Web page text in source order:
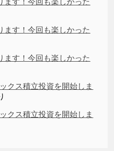
ます！今回も楽しかった
ます！今回も楽しかった
ます！今回も楽しかった
クス積立投資を開始しま
クス積立投資を開始しま